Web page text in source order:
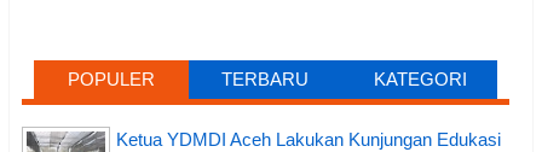
POPULER TERBARU KATEGORI
Ketua YDMDI Aceh Lakukan Kunjungan Edukasi